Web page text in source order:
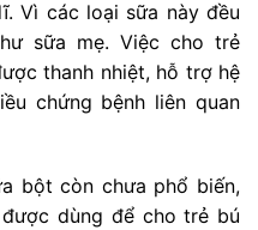
Vì các loại sữa này đều
sữa mẹ. Việc cho trẻ
thanh nhiệt, hỗ trợ hệ
chứng bệnh liên quan
bột còn chưa phổ biến,
dùng để cho trẻ bú